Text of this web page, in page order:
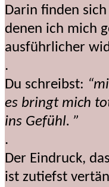
Darin finden
denen ich mich
ausführlicher
.
Du schreibst:
es bringt mich
ins Gefühl. ”
.
Der Eindruck,
ist zutiefst